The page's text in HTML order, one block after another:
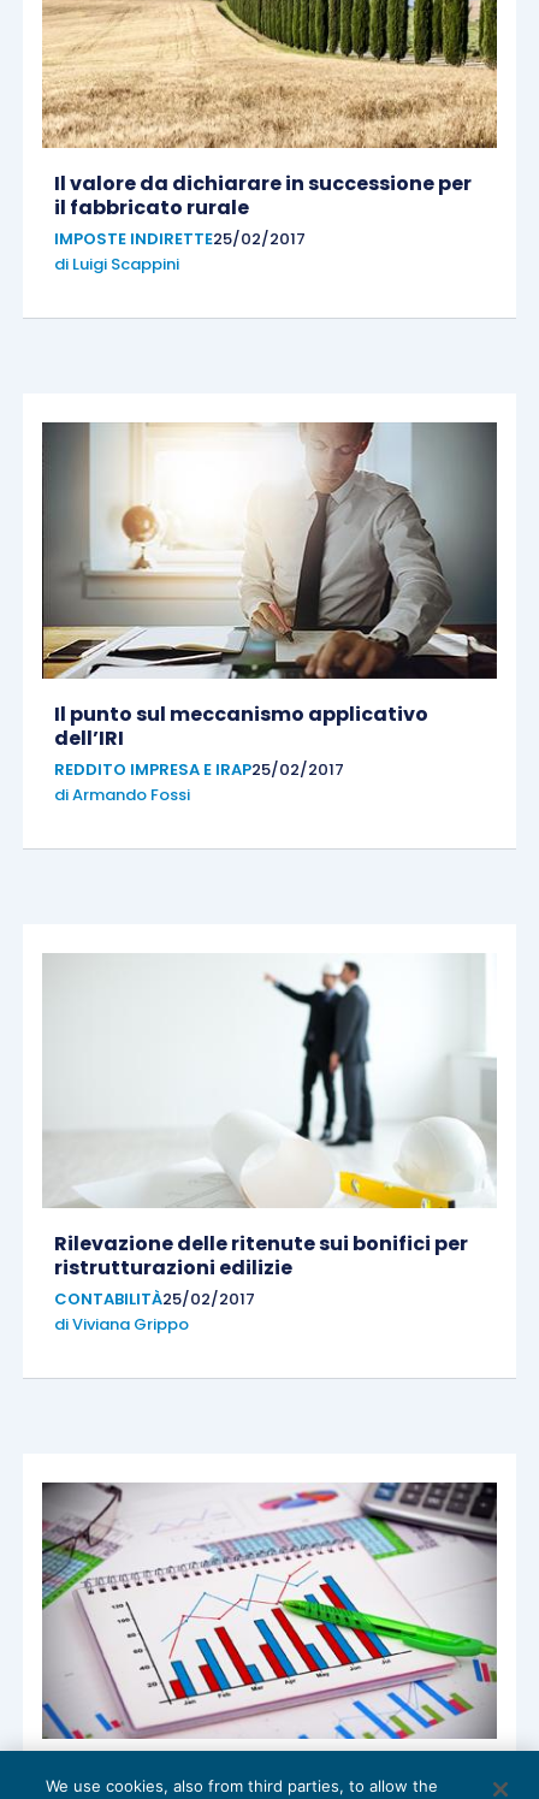
Il valore da dichiarare in successione per
il fabbricato rurale
IMPOSTE INDIRETTE25/02/2017
di Luigi Scappini
Il punto sul meccanismo applicativo
dell’IRI
REDDITO IMPRESA E IRAP25/02/2017
diArmando Fossi
Rilevazione delle ritenute sui bonifici per
ristrutturazioni edilizie
CONTABILITÀ25/02/2017
diViviana Grippo
La settimana finanziaria
We use cookies, also from third parties, to allow the